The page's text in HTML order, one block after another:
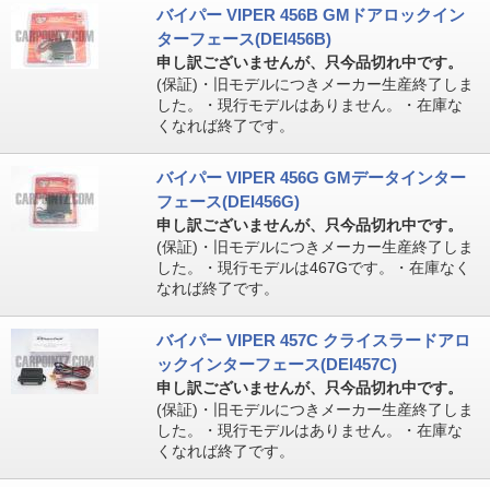
バイパー VIPER 456B GMドアロックイン
ターフェース(DEI456B)
申し訳ございませんが、只今品切れ中です。
(保証)・旧モデルにつきメーカー生産終了しま
した。・現行モデルはありません。・在庫な
くなれば終了です。
バイパー VIPER 456G GMデータインター
フェース(DEI456G)
申し訳ございませんが、只今品切れ中です。
(保証)・旧モデルにつきメーカー生産終了しま
した。・現行モデルは467Gです。・在庫なく
なれば終了です。
バイパー VIPER 457C クライスラードアロ
ックインターフェース(DEI457C)
申し訳ございませんが、只今品切れ中です。
(保証)・旧モデルにつきメーカー生産終了しま
した。・現行モデルはありません。・在庫な
くなれば終了です。